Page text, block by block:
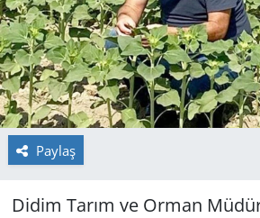
Paylaş
Didim Tarım ve Orman
GÜNDEM
HABERDE İNSAN
KÜLTÜR SANAT
MAGAZİN
POLİTİKA